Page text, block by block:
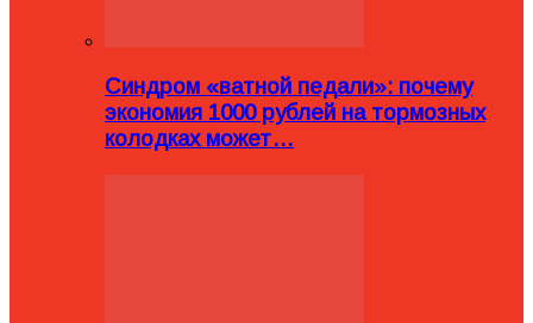
Синдром «ватной педали»: почему
экономия 1000 рублей на тормозных
колодках может…